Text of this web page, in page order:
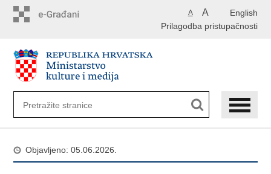
English
A A
Prilagodba pristupačnosti
Objavljeno: 05.06.2026.